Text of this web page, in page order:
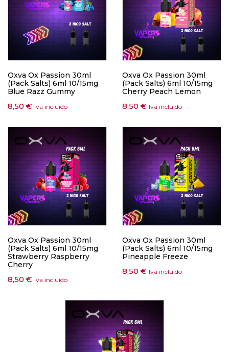
Oxva Ox Passion 30ml
(Pack Salts) 6ml 10/15mg
Blue Razz Gummy
8,50 € Iva incluido
Oxva Ox Passion 30ml
(Pack Salts) 6ml 10/15mg
Cherry Peach Lemon
8,50 € Iva incluido
Oxva Ox Passion 30ml
(Pack Salts) 6ml 10/15mg
Strawberry Raspberry
Cherry
8,50 € Iva incluido
Oxva Ox Passion 30ml
(Pack Salts) 6ml 10/15mg
Pineapple Freeze
8,50 € Iva incluido